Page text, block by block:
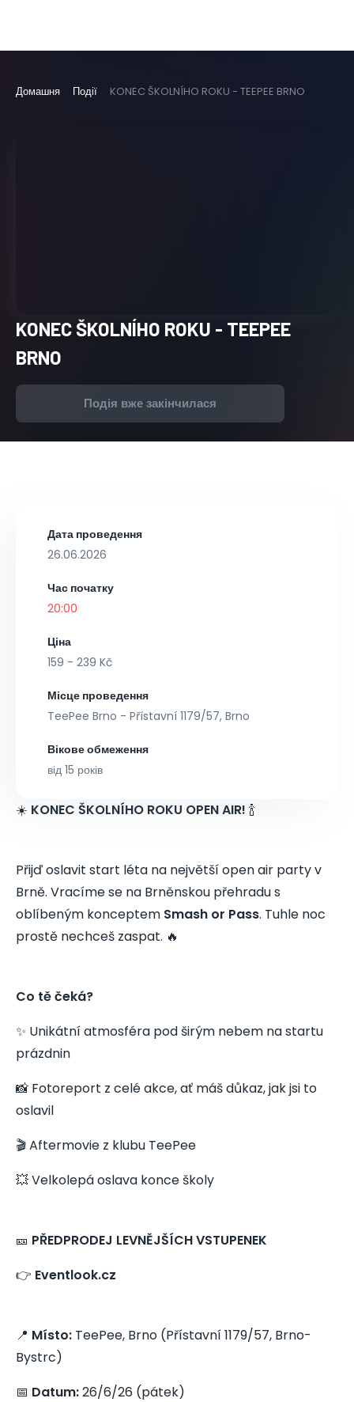
Домашня Події KONEC ŠKOLNÍHO ROKU - TEEPEE BRNO
KONEC ŠKOLNÍHO ROKU - TEEPEE
BRNO
Подія вже закінчилася
Дата проведення
26.06.2026
Час початку
20:00
Ціна
159 - 239 Kč
Місце проведення
TeePee Brno - Přístavní 1179/57, Brno
Вікове обмеження
від 15 років
☀️ KONEC ŠKOLNÍHO ROKU OPEN AIR! 🍾
Přijď oslavit start léta na největší open air party v
Brně. Vracíme se na Brněnskou přehradu s
oblíbeným konceptem Smash or Pass. Tuhle noc
prostě nechceš zaspat. 🔥
Co tě čeká?
✨ Unikátní atmosféra pod širým nebem na startu
prázdnin
📸 Fotoreport z celé akce, ať máš důkaz, jak jsi to
oslavil
🎬 Aftermovie z klubu TeePee
💥 Velkolepá oslava konce školy
🎫 PŘEDPRODEJ LEVNĚJŠÍCH VSTUPENEK
👉 Eventlook.cz
📍 Místo: TeePee, Brno (Přístavní 1179/57, Brno-
Bystrc)
📅 Datum:26/6/26 (pátek)